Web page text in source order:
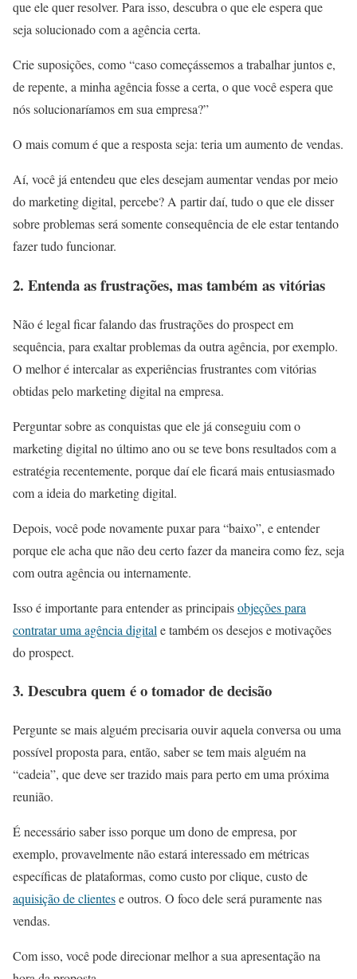
que ele quer resolver. Para isso, descubra o que ele espera que
seja solucionado com a agência certa.
Crie suposições, como “caso começássemos a trabalhar juntos e,
de repente, a minha agência fosse a certa, o que você espera que
nós solucionaríamos em sua empresa?”
O mais comum é que a resposta seja: teria um aumento de vendas.
Aí, você já entendeu que eles desejam aumentar vendas por meio
do marketing digital, percebe? A partir daí, tudo o que ele disser
sobre problemas será somente consequência de ele estar tentando
fazer tudo funcionar.
2. Entenda as frustrações, mas também as vitórias
Não é legal ficar falando das frustrações do prospect em
sequência, para exaltar problemas da outra agência, por exemplo.
O melhor é intercalar as experiências frustrantes com vitórias
obtidas pelo marketing digital na empresa.
Perguntar sobre as conquistas que ele já conseguiu com o
marketing digital no último ano ou se teve bons resultados com a
estratégia recentemente, porque daí ele ficará mais entusiasmado
com a ideia do marketing digital.
Depois, você pode novamente puxar para “baixo”, e entender
porque ele acha que não deu certo fazer da maneira como fez, seja
com outra agência ou internamente.
Isso é importante para entender as principaisobjeções para
contratar uma agência digital e também os desejos e motivações
do prospect.
3. Descubra quem é o tomador de decisão
Pergunte se mais alguém precisaria ouvir aquela conversa ou uma
possível proposta para, então, saber se tem mais alguém na
“cadeia”, que deve ser trazido mais para perto em uma próxima
reunião.
É necessário saber isso porque um dono de empresa, por
exemplo, provavelmente não estará interessado em métricas
específicas de plataformas, como custo por clique, custo de
aquisição de clientese outros. O foco dele será puramente nas
vendas.
Com isso, você pode direcionar melhor a sua apresentação na